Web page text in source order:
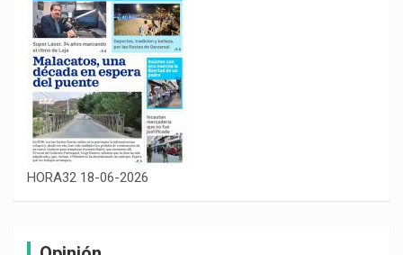
HORA32 18-06-2026